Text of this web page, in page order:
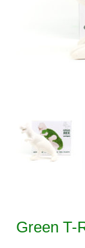
Green T-